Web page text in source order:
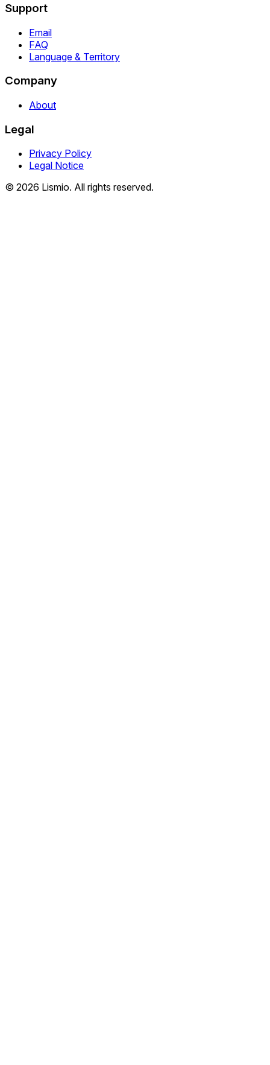
Support
Email
FAQ
Language & Territory
Company
About
Legal
Privacy Policy
Legal Notice
© 2026 Lismio. All rights reserved.